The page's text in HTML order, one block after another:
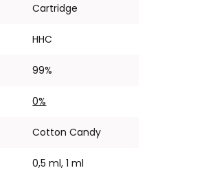
Cartridge
HHC
99%
0%
Cotton Candy
0,5 ml, 1 ml